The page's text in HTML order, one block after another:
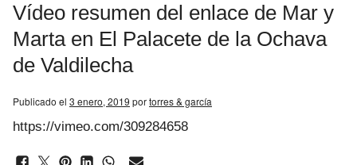
Vídeo resumen del enlace de Mar y
Marta en El Palacete de la Ochava
de Valdilecha
Publicado el 3 enero, 2019 portorres & garcía
https://vimeo.com/309284658